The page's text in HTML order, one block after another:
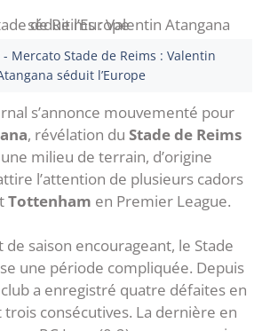
Mercato Stade de Reims : Valentin
séduit l’Europe
s’annonce mouvementé pour
, révélation du Stade de Reims
milieu de terrain, d’origine
l’attention de plusieurs cadors
Tottenham en Premier League.
saison encourageant, le Stade
une période compliquée. Depuis
a enregistré quatre défaites en
trois consécutives. La dernière en